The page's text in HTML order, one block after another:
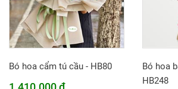
Bó hoa cẩm tú cầu - HB80
Bó hoa
HB248